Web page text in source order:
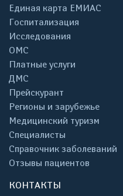
Единая карта ЕМИАС
Госпитализация
Исследования
ОМС
Платные услуги
ДМС
Прейскурант
Регионы и зарубежье
Медицинский туризм
Специалисты
Справочник заболеваний
Отзывы пациентов
КОНТАКТЫ